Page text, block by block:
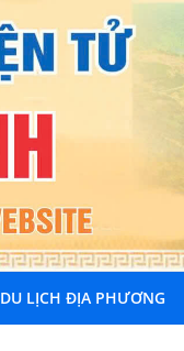
DU LỊCH ĐỊA PHƯƠNG